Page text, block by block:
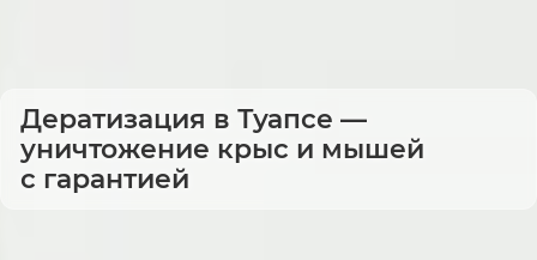
Дератизация в Туапсе —
уничтожение крыс и мышей
с гарантией